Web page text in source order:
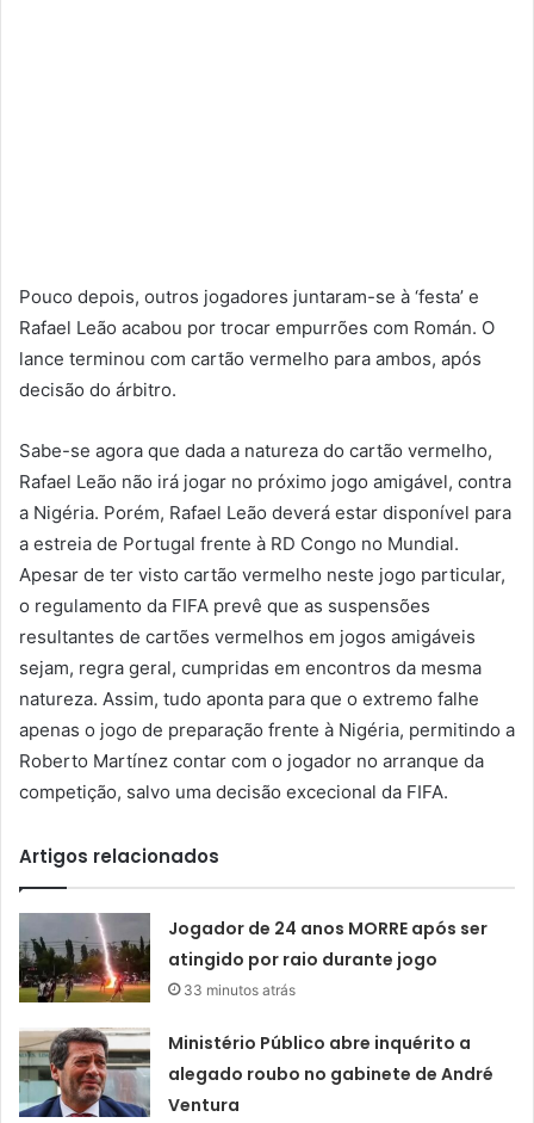
Pouco depois, outros jogadores juntaram-se à ‘festa’ e
Rafael Leão acabou por trocar empurrões com Román. O
lance terminou com cartão vermelho para ambos, após
decisão do árbitro.
Sabe-se agora que dada a natureza do cartão vermelho,
Rafael Leão não irá jogar no próximo jogo amigável, contra
a Nigéria. Porém, Rafael Leão deverá estar disponível para
a estreia de Portugal frente à RD Congo no Mundial.
Apesar de ter visto cartão vermelho neste jogo particular,
o regulamento da FIFA prevê que as suspensões
resultantes de cartões vermelhos em jogos amigáveis
sejam, regra geral, cumpridas em encontros da mesma
natureza. Assim, tudo aponta para que o extremo falhe
apenas o jogo de preparação frente à Nigéria, permitindo a
Roberto Martínez contar com o jogador no arranque da
competição, salvo uma decisão excecional da FIFA.
Artigos relacionados
Jogador de 24 anos MORRE após ser
atingido por raio durante jogo
33 minutos atrás
Ministério Público abre inquérito a
alegado roubo no gabinete de André
Ventura